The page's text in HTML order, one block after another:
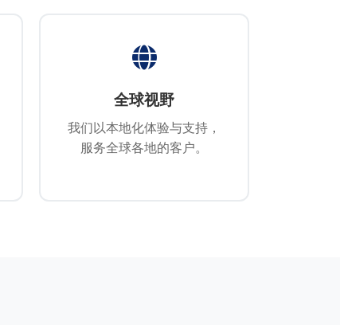
全球视野
我们以本地化体验与支持，
服务全球各地的客户。